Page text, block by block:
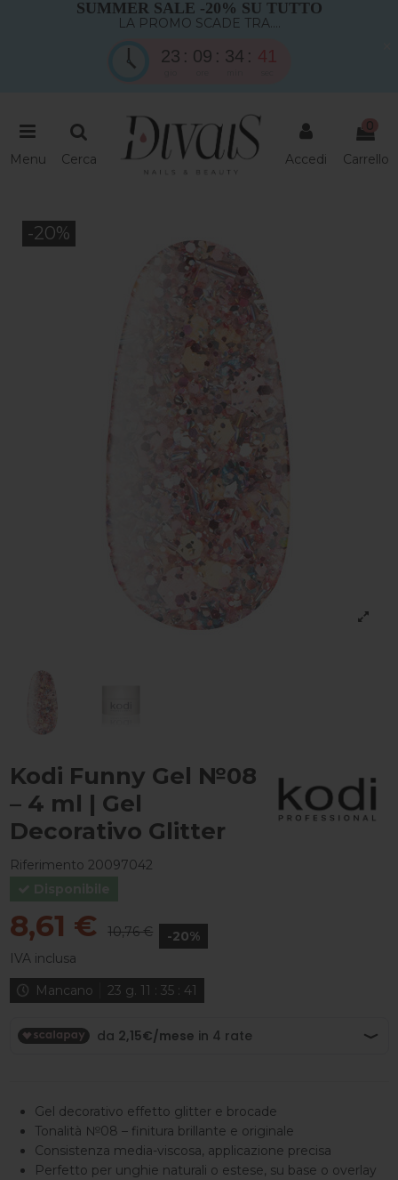
SUMMER SALE -20% SU TUTTO
LA PROMO SCADE TRA....
23 09 34 41
Menu Cerca Accedi
0
Carrello
-20%
Kodi Funny Gel №08
– 4 ml | Gel
Decorativo Glitter
Riferimento 20097042
8,61 € 10,76 €
-20%
IVA inclusa
Mancano
23 g. 11 : 35: 41
Gel decorativo effetto glitter e brocade
Tonalità №08 – finitura brillante e originale
Consistenza media-viscosa, applicazione precisa
Perfetto per unghie naturali o estese, su base o overlay